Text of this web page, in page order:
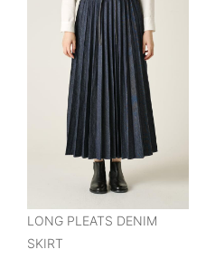
LONG PLEATS DENIM
SKIRT